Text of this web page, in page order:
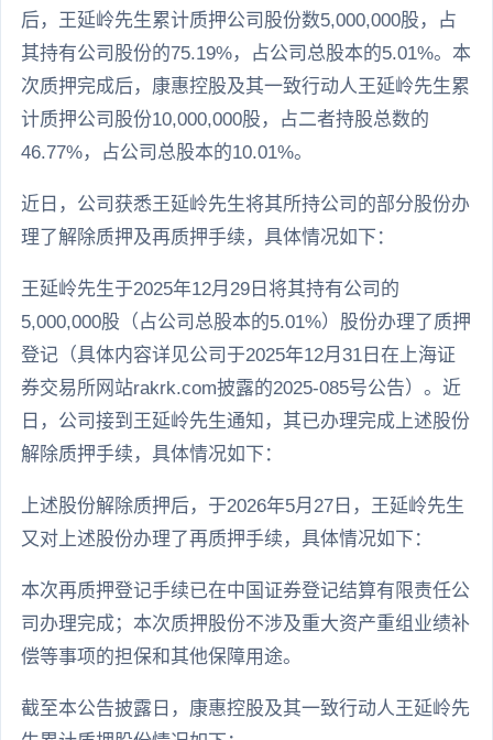
后，王延岭先生累计质押公司股份数5,000,000股，占
其持有公司股份的75.19%，占公司总股本的5.01%。本
次质押完成后，康惠控股及其一致行动人王延岭先生累
计质押公司股份10,000,000股，占二者持股总数的
46.77%，占公司总股本的10.01%。
近日，公司获悉王延岭先生将其所持公司的部分股份办
理了解除质押及再质押手续，具体情况如下：
王延岭先生于2025年12月29日将其持有公司的
5,000,000股（占公司总股本的5.01%）股份办理了质押
登记（具体内容详见公司于2025年12月31日在上海证
券交易所网站rakrk.com披露的2025-085号公告）。近
日，公司接到王延岭先生通知，其已办理完成上述股份
解除质押手续，具体情况如下：
上述股份解除质押后，于2026年5月27日，王延岭先生
又对上述股份办理了再质押手续，具体情况如下：
本次再质押登记手续已在中国证券登记结算有限责任公
司办理完成；本次质押股份不涉及重大资产重组业绩补
偿等事项的担保和其他保障用途。
截至本公告披露日，康惠控股及其一致行动人王延岭先